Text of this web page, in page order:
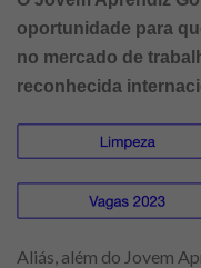
oportunidade para
no mercado de
reconhecida
Aliás, além do Jovem